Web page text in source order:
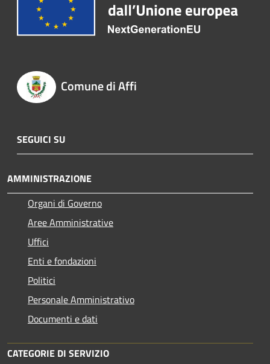
Comune di Affi
SEGUICI SU
AMMINISTRAZIONE
Organi di Governo
Aree Amministrative
Uffici
Enti e fondazioni
Politici
Personale Amministrativo
Documenti e dati
CATEGORIE DI SERVIZIO